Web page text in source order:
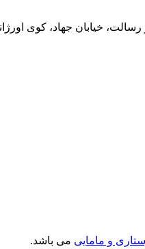
رسالت، خیابان جهاد، کوی
و مامایی می باشد.